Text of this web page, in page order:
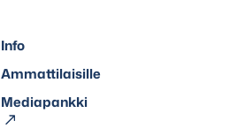
Info
Ammattilaisille
Mediapankki